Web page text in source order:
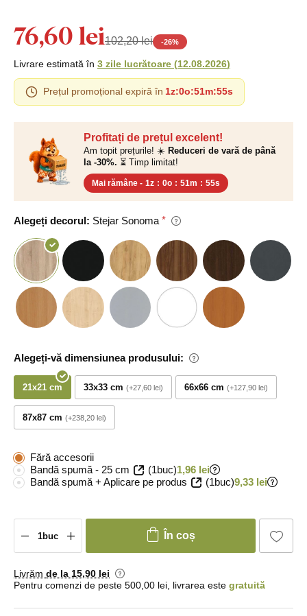
Profitați de prețul excelent!
Am topit prețurile! ☀️ Reduceri de vară de până
la -30%. ⏳ Timp limitat!
Mai rămâne - 1z : 0o : 51m : 54s
Alegeți decorul: Stejar Sonoma
Alegeți-vă dimensiunea produsului:
21x21 cm 33x33 cm +27,60 lei 66x66 cm +127,90 lei
87x87 cm +238,20 lei
76,60 lei102,20 lei -26%
Livrare estimată în 3 zile lucrătoare (12.08.2026)
Prețul promoțional expiră în 1z:0o:51m:54s
Fără accesorii
Bandă spumă - 25 cm
(1buc)1,96 lei
Bandă spumă + Aplicare pe produs
(1buc)9,33 lei
În coș
Livrăm de la 15,90 lei
Pentru comenzi de peste 500,00 lei, livrarea este gratuită